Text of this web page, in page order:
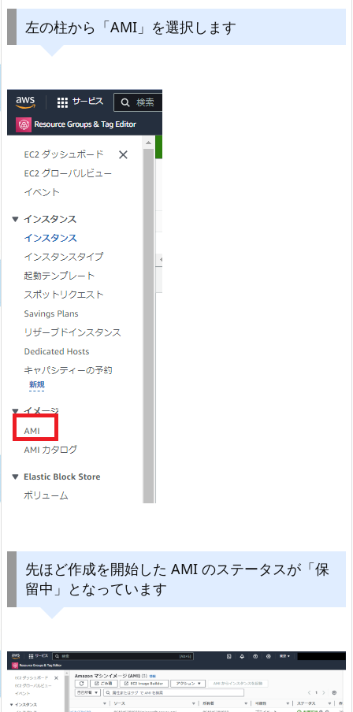
左の柱から「AMI」を選択します
先ほど作成を開始した AMI のステータスが「保
留中」となっています